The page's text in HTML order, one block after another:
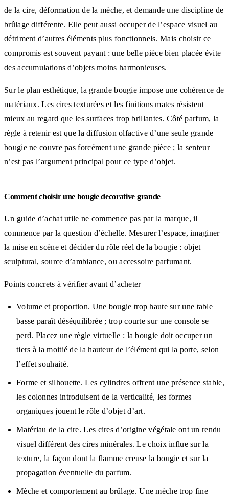
de la cire, déformation de la mèche, et demande une discipline de
brûlage différente. Elle peut aussi occuper de l’espace visuel au
détriment d’autres éléments plus fonctionnels. Mais choisir ce
compromis est souvent payant : une belle pièce bien placée évite
des accumulations d’objets moins harmonieuses.
Sur le plan esthétique, la grande bougie impose une cohérence de
matériaux. Les cires texturées et les finitions mates résistent
mieux au regard que les surfaces trop brillantes. Côté parfum, la
règle à retenir est que la diffusion olfactive d’une seule grande
bougie ne couvre pas forcément une grande pièce ; la senteur
n’est pas l’argument principal pour ce type d’objet.
Comment choisir une bougie decorative grande
Un guide d’achat utile ne commence pas par la marque, il
commence par la question d’échelle. Mesurer l’espace, imaginer
la mise en scène et décider du rôle réel de la bougie : objet
sculptural, source d’ambiance, ou accessoire parfumant.
Points concrets à vérifier avant d’acheter
Volume et proportion. Une bougie trop haute sur une table
basse paraît déséquilibrée ; trop courte sur une console se
perd. Placez une règle virtuelle : la bougie doit occuper un
tiers à la moitié de la hauteur de l’élément qui la porte, selon
l’effet souhaité.
Forme et silhouette. Les cylindres offrent une présence stable,
les colonnes introduisent de la verticalité, les formes
organiques jouent le rôle d’objet d’art.
Matériau de la cire. Les cires d’origine végétale ont un rendu
visuel différent des cires minérales. Le choix influe sur la
texture, la façon dont la flamme creuse la bougie et sur la
propagation éventuelle du parfum.
Mèche et comportement au brûlage. Une mèche trop fine